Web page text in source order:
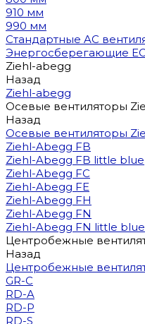
910 мм
990 мм
Стандартные AC
Энергосберегающие
Ziehl-abegg
Назад
Ziehl-abegg
Осевые вентиляторы
Назад
Осевые вентиляторы
Ziehl-Abegg FB
Ziehl-Abegg FB little blue
Ziehl-Abegg FC
Ziehl-Abegg FE
Ziehl-Abegg FH
Ziehl-Abegg FN
Ziehl-Abegg FN little blue
Центробежные
Назад
Центробежные
GR-C
RD-A
RD-P
RD-S